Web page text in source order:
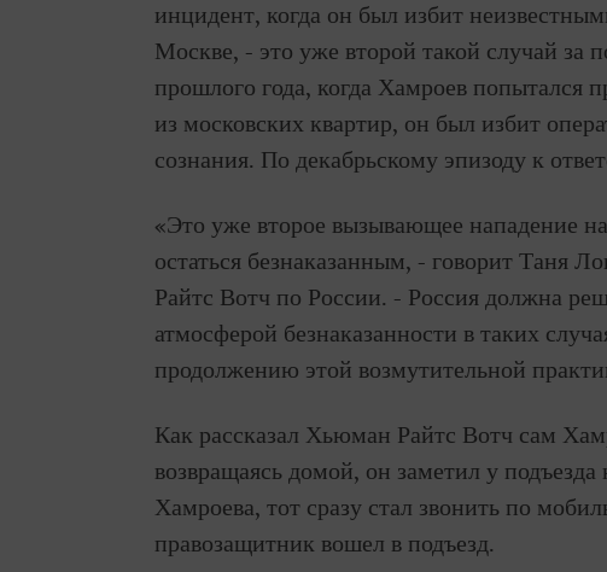
инцидент, когда он был избит
Москве, - это уже второй такой случай за
прошлого года, когда Хамроев попытался
из московских квартир, он был избит
сознания. По декабрьскому эпизоду к
«Это уже второе вызывающее нападение
остаться безнаказанным, - говорит Таня
Райтс Вотч по России. - Россия должна
атмосферой безнаказанности в таких
продолжению этой возмутительной
Как рассказал Хьюман Райтс Вотч сам
возвращаясь домой, он заметил у подъезда
Хамроева, тот сразу стал звонить по
правозащитник вошел в подъезд.